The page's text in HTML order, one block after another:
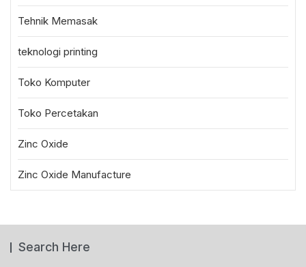
Tehnik Memasak
teknologi printing
Toko Komputer
Toko Percetakan
Zinc Oxide
Zinc Oxide Manufacture
Search Here